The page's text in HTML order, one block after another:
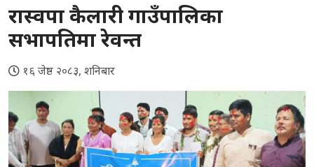
रास्वपा कैलारी गाउँपालिका
सभापतिमा रेवन्त
१६ जेष्ठ २०८३, शनिबार